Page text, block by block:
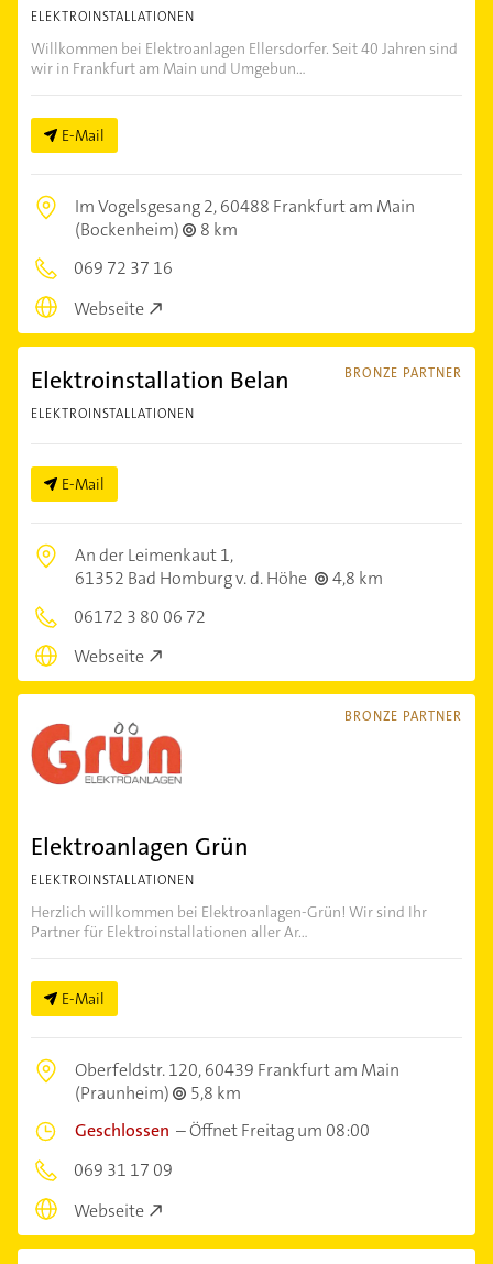
ELEKTROINSTALLATIONEN
Willkommen bei Elektroanlagen Ellersdorfer. Seit 40 Jahren sind
wir in Frankfurt am Main und Umgebun...
E-Mail
Im Vogelsgesang 2,60488 Frankfurt am Main
(Bockenheim)
8 km
069 72 37 16
Webseite
BRONZE PARTNER
Elektroinstallation Belan
ELEKTROINSTALLATIONEN
E-Mail
An der Leimenkaut 1,
61352 Bad Homburg v. d. Höhe
4,8 km
06172 3 80 06 72
Webseite
BRONZE PARTNER
Elektroanlagen Grün
ELEKTROINSTALLATIONEN
Herzlich willkommen bei Elektroanlagen-Grün! Wir sind Ihr
Partner für Elektroinstallationen aller Ar...
E-Mail
Oberfeldstr. 120,60439 Frankfurt am Main
(Praunheim)
5,8 km
Geschlossen –Öffnet Freitag um 08:00
069 31 17 09
Webseite